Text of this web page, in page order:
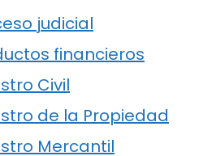
judicial
financieros
Civil
de la Propiedad
Mercantil